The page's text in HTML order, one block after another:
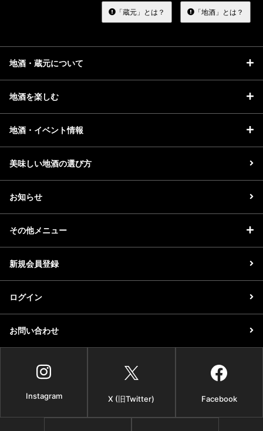
る
「蔵元」とは？ 「地酒」とは？
地酒・蔵元について
地酒を楽しむ
地酒・イベント情報
美味しい地酒の選び方
お知らせ
その他メニュー
新規会員登録
ログイン
お問い合わせ
Instagram X (旧Twitter) Facebook